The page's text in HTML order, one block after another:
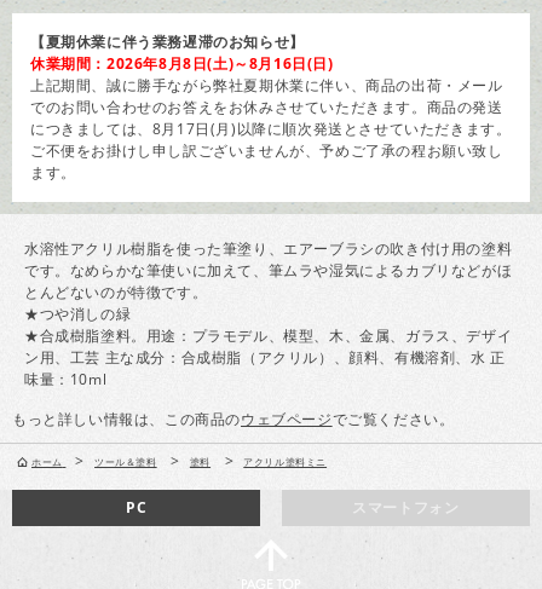
【夏期休業に伴う業務遅滞のお知らせ】
休業期間：2026年8月8日(土)～8月16日(日)
上記期間、誠に勝手ながら弊社夏期休業に伴い、商品の出荷・メール
でのお問い合わせのお答えをお休みさせていただきます。商品の発送
につきましては、8月17日(月)以降に順次発送とさせていただきます。
ご不便をお掛けし申し訳ございませんが、予めご了承の程お願い致し
ます。
水溶性アクリル樹脂を使った筆塗り、エアーブラシの吹き付け用の塗料
です。なめらかな筆使いに加えて、筆ムラや湿気によるカブリなどがほ
とんどないのが特徴です。
★つや消しの緑
★合成樹脂塗料。用途：プラモデル、模型、木、金属、ガラス、デザイ
ン用、工芸 主な成分：合成樹脂（アクリル）、顔料、有機溶剤、水 正
味量：10ml
もっと詳しい情報は、この商品のウェブページでご覧ください。
ホーム > ツール＆塗料 > 塗料 > アクリル塗料ミニ
スマートフォン
PC